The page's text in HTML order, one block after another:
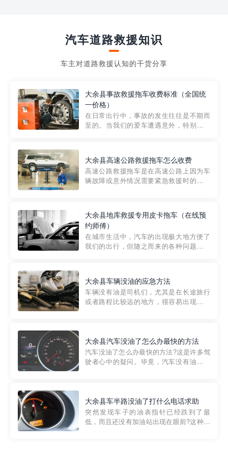
汽车道路救援知识
车主对道路救援认知的干货分享
大余县事故救援拖车收费标准（全国统
一价格）
在日常出行中，事故的发生往往是不期而
至的。当我们的爱车遭遇意外，特别是在
细解析一下市区事故救援拖车的收费标
准，以及在选用拖车服务时应注...
大余县高速公路救援拖车怎么收费
高速公路救援拖车是在高速公路上因为车
辆故障或意外情况需要紧急救援时的必备
路救援拖车的收费标准是由当地交通管理
部门制定的。起步价通...
大余县地库救援专用皮卡拖车（在线预
约师傅）
在城市生活中，汽车的出现极大地方便了
我们的出行，但随之而来的各种问题也让
紧急情况下，我们需要一种高效可靠的救
援方式。而这时，地库救援专...
大余县车辆没油的应急方法
车辆没有油是司机们，尤其是在长途旅行
或者路程比较远的地方，很容易出现这种
的送油师傅，解决没油的紧急情况。 首
先，让我们来了解一下穿...
大余县汽车没油了怎么办最快的方法
汽车没油了怎么办最快的方法?这是许多驾
驶者心中的疑问。毕竟，汽车没有油就无
越者小程序是一款专门解决汽车没油问题
的在线服务平台。通过...
大余县车半路没油了打什么电话求助
突然发现车子的油表指针已经跌到了最
低，而且还没有加油站出现在眼前?这种情